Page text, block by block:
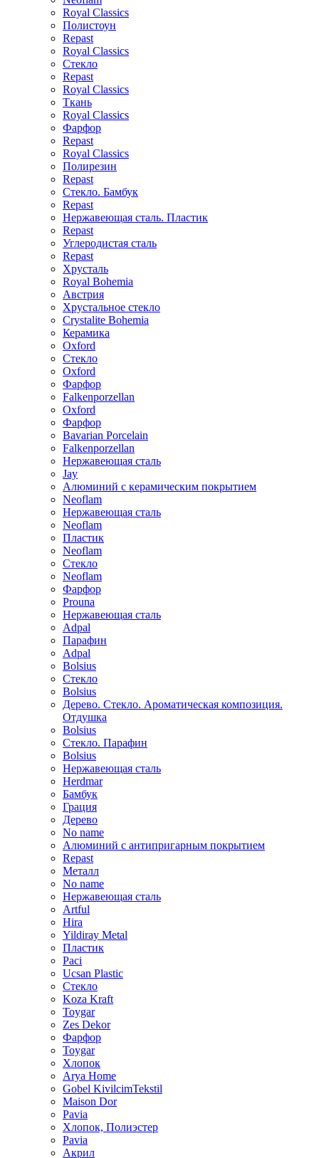
Royal Classics
Полистоун
Repast
Royal Classics
Стекло
Repast
Royal Classics
Ткань
Royal Classics
Фарфор
Repast
Royal Classics
Полирезин
Repast
Стекло. Бамбук
Repast
Нержавеющая сталь. Пластик
Repast
Углеродистая сталь
Repast
Хрусталь
Royal Bohemia
Австрия
Хрустальное стекло
Crystalite Bohemia
Керамика
Oxford
Стекло
Oxford
Фарфор
Falkenporzellan
Oxford
Фарфор
Bavarian Porcelain
Falkenporzellan
Нержавеющая сталь
Jay
Алюминий с керамическим покрытием
Neoflam
Нержавеющая сталь
Neoflam
Пластик
Neoflam
Стекло
Neoflam
Фарфор
Prouna
Нержавеющая сталь
Adpal
Парафин
Adpal
Bolsius
Стекло
Bolsius
Дерево. Стекло. Ароматическая композиция.
Отдушка
Bolsius
Стекло. Парафин
Bolsius
Нержавеющая сталь
Herdmar
Бамбук
Грация
Дерево
No name
Алюминий с антипригарным покрытием
Repast
Металл
No name
Нержавеющая сталь
Artful
Hira
Yildiray Metal
Пластик
Paci
Ucsan Plastic
Стекло
Koza Kraft
Toygar
Zes Dekor
Фарфор
Toygar
Хлопок
Arya Home
Gobel KivilcimTekstil
Maison Dor
Pavia
Хлопок, Полиэстер
Pavia
Акрил